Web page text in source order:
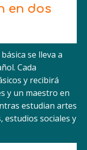
en dos
se lleva a
Cada
y recibirá
y un maestro en
estudian artes
estudios sociales y